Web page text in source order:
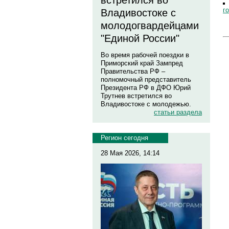
Владивостоке с
молодогвардейцами
"Единой России"
Во время рабочей поездки в
Приморский край Зампред
Правительства РФ –
полномочный представитель
Президента РФ в ДФО Юрий
Трутнев встретился во
Владивостоке с молодежью.
статьи раздела
Регион сегодня
28 Мая 2026, 14:14